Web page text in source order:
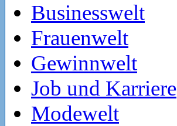
Businesswelt
Frauenwelt
Gewinnwelt
Job und Karriere
Modewelt